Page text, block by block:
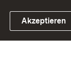
Link zum
Akzeptieren